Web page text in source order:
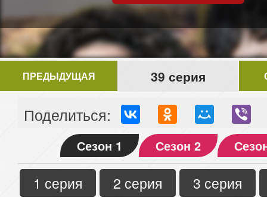
ПРЕДЫДУЩАЯ 39 серия
Поделиться:
Сезон 1 Сезон 2
1 серия 2 серия
3 серия